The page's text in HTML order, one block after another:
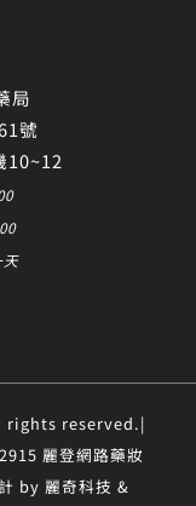
局
號
10~12
天
rights reserved.|
麗登網路藥妝
by 麗奇科技 &